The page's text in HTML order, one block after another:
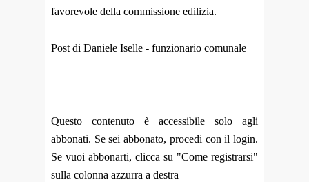
favorevole della commissione edilizia.
Post di Daniele Iselle - funzionario comunale
Questo contenuto è accessibile solo agli
abbonati. Se sei abbonato, procedi con il login.
Se vuoi abbonarti, clicca su "Come registrarsi"
sulla colonna azzurra a destra